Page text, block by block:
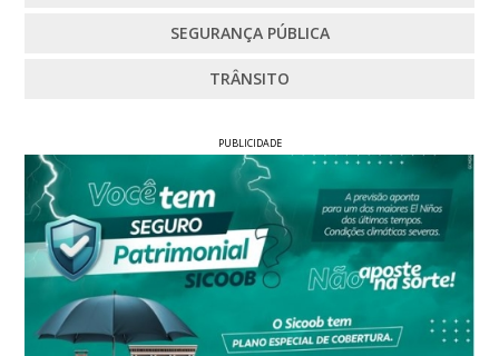
SEGURANÇA PÚBLICA
TRÂNSITO
PUBLICIDADE